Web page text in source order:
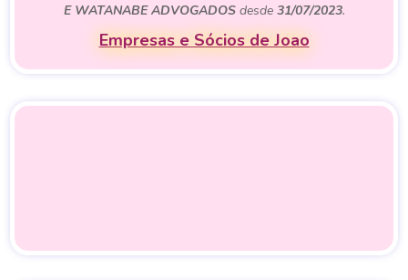
E WATANABE ADVOGADOSdesde 31/07/2023.
Empresas e Sócios de Joao